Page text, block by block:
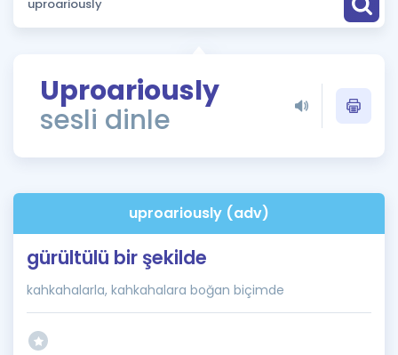
Puan Hesaplama
ÖSYM Sınav Takvimi
Kampanyalar
İngilizce Gramer
Uproariously
sesli dinle
uproariously (adv)
gürültülü bir şekilde
kahkahalarla, kahkahalara boğan biçimde